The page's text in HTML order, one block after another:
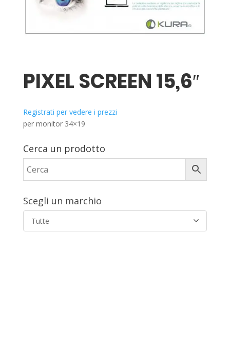
PIXEL SCREEN 15,6″
Registrati per vedere i prezzi
per monitor 34×19
Cerca un prodotto
Scegli un marchio
Tutte